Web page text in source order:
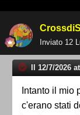
Inviato 12
Il 12/7/2026
Intanto il mio
c'erano stati